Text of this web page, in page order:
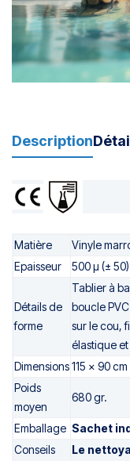
Description
Matière
Vinyle
Epaisseur
500 µ (± 50)
Détails de
forme
Tablier à
boucle
sur le cou,
élastique
Dimensions115 x 90 cm
Poids
moyen
680 gr.
Emballage Sachet
Conseils
Le